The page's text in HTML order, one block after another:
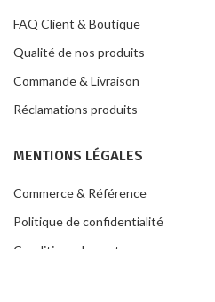
FAQ Client & Boutique
Qualité de nos produits
Commande & Livraison
Réclamations produits
MENTIONS LÉGALES
Commerce & Référence
Politique de confidentialité
Conditions de ventes